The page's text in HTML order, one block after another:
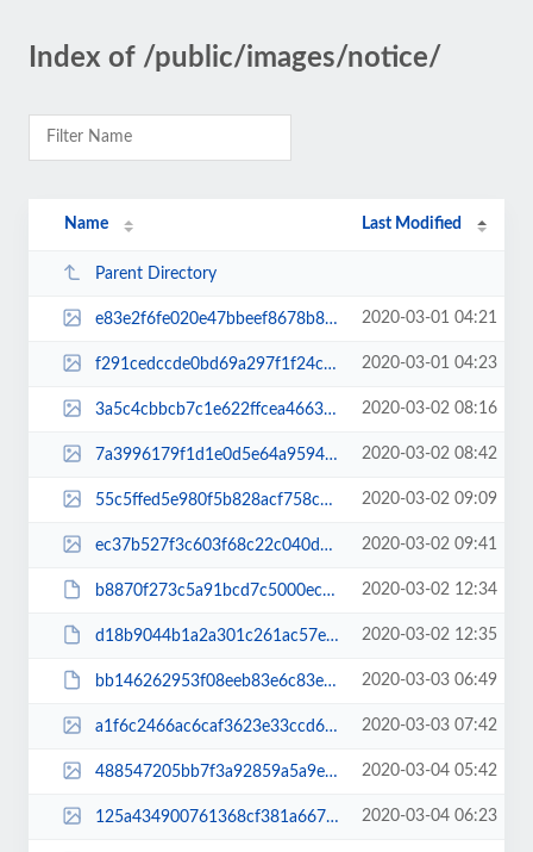
Index of /public/images/notice/
Name Last Modified
Parent Directory
e83e2f6fe020e47bbeef8678b8744a11.jpg 2020-03-01 04:21
f291cedccde0bd69a297f1f24cd88255.jpg 2020-03-01 04:23
3a5c4cbbcb7c1e622ffcea466372cac2.jpg 2020-03-02 08:16
7a3996179f1d1e0d5e64a959487f18a5.jpg 2020-03-02 08:42
55c5ffed5e980f5b828acf758c18bb1b.jpg 2020-03-02 09:09
ec37b527f3c603f68c22c040da64f043.jpg 2020-03-02 09:41
b8870f273c5a91bcd7c5000ec38bda0c.pdf 2020-03-02 12:34
d18b9044b1a2a301c261ac57eadd6da7.pdf 2020-03-02 12:35
bb146262953f08eeb83e6c83e76593e6.pdf 2020-03-03 06:49
a1f6c2466ac6caf3623e33ccd6581e76.jpg 2020-03-03 07:42
488547205bb7f3a92859a5a9e5ef5a7f.jpg 2020-03-04 05:42
125a434900761368cf381a667fbcb9e5.jpg 2020-03-04 06:23